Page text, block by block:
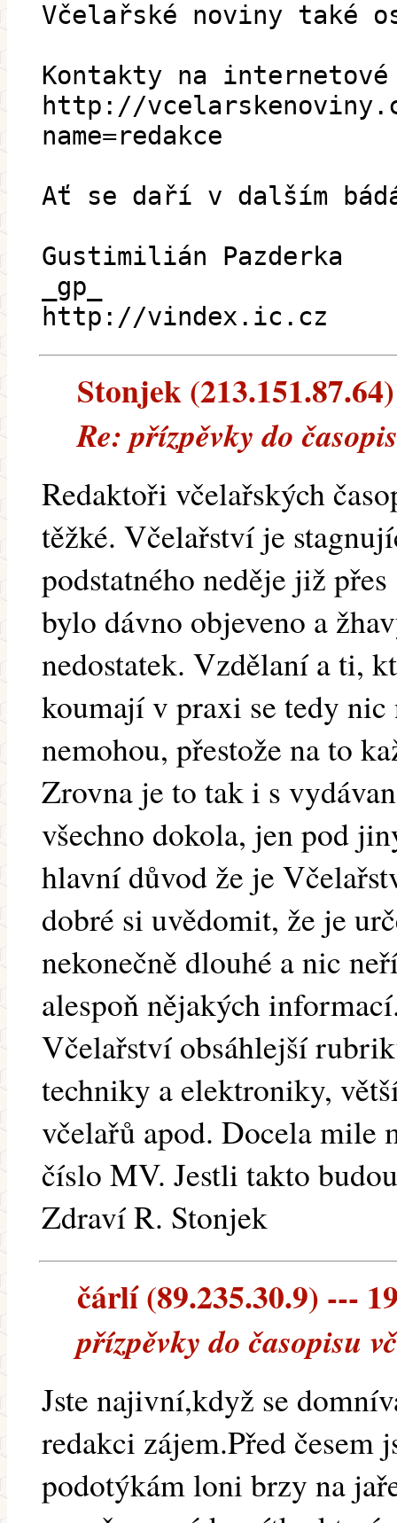
Včelařské noviny také
Kontakty na
http://
name=redakce
Ať se daří v dalším
Gustimilián Pazderka
_gp_
http://vindex.ic.cz
Stonjek
Re: přízpěvky do
Redaktoři včelařských
těžké. Včelařství je
podstatného neděje již
bylo dávno objeveno a
nedostatek. Vzdělaní a ti,
koumají v praxi se tedy nic
nemohou, přestože na to
Zrovna je to tak i s
všechno dokola, jen pod
hlavní důvod že je
dobré si uvědomit, že je
nekonečně dlouhé a nic
alespoň nějakých
Včelařství obsáhlejší
techniky a elektroniky,
včelařů apod. Docela mile
číslo MV. Jestli takto
Zdraví R. Stonjek
čárlí (89.235.30.9) ---
přízpěvky do časopisu
Jste najivní,když se
redakci zájem.Před česem
podotýkám loni brzy na